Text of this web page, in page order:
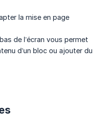
la mise en page
de l’écran vous permet
d’un bloc ou ajouter du